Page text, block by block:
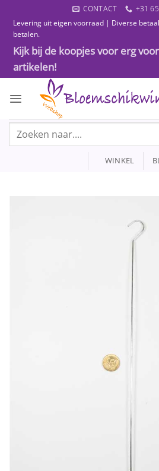
naar
inhoud
CONTACT
+31
Levering uit eigen voorraad | Diverse
betalen.
Kijk bij de koopjes voor erg
artikelen!
Zoeken
WINKEL